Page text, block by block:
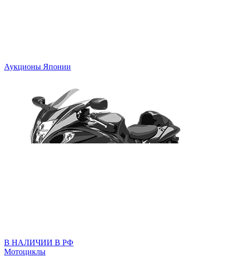
Аукционы Японии
В НАЛИЧИИ В РФ
Мотоциклы